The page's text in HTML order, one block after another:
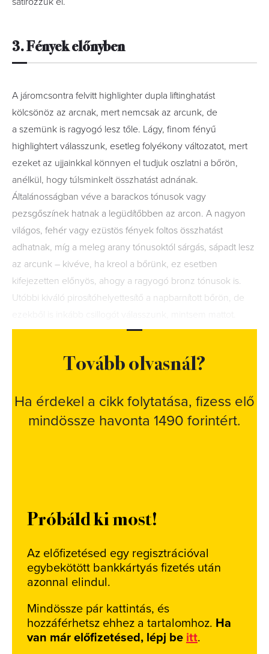
3. Fények előnyben
A járomcsontra felvitt highlighter dupla liftinghatást
kölcsönöz az arcnak, mert nemcsak az arcunk, de
a szemünk is ragyogó lesz tőle. Lágy, finom fényű
highlightert válasszunk, esetleg folyékony változatot, mert
ezeket az ujjainkkal könnyen el tudjuk oszlatni a bőrön,
anélkül, hogy túlsminkelt összhatást adnának.
Általánosságban véve a barackos tónusok vagy
pezsgőszínek hatnak a legüdítőbben az arcon. A nagyon
világos, fehér vagy ezüstös fények foltos összhatást
adhatnak, míg a meleg arany tónusoktól sárgás, sápadt lesz
az arcunk – kivéve, ha kreol a bőrünk, ez esetben
kifejezetten előnyös, ahogy a ragyogó bronz tónusok is.
Utóbbi kiváló pirosítóhelyettesítő a napbarnított bőrön, de
Tovább olvasnál?
Ha érdekel a cikk folytatása, fizess elő
mindössze havonta 1490 forintért.
Próbáld ki most!
Az előfizetésed egy regisztrációval
egybekötött bankkártyás fizetés után
azonnal elindul.
Mindössze pár kattintás, és
hozzáférhetsz ehhez a tartalomhoz. Ha
van már előfizetésed, lépj be itt.